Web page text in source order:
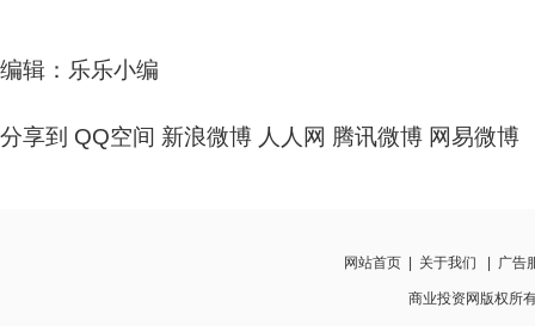
编辑：乐乐小编
分享到 QQ空间 新浪微博 人人网 腾讯微博 网易微博
网站首页 关于我们 广告
商业投资网版权